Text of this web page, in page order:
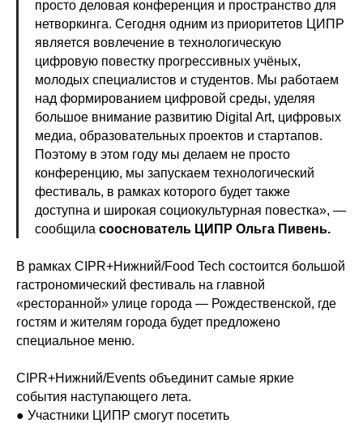
просто деловая конференция и пространство для
нетворкинга. Сегодня одним из приоритетов ЦИПР
является вовлечение в технологическую
цифровую повестку прогрессивных учёных,
молодых специалистов и студентов. Мы работаем
над формированием цифровой среды, уделяя
большое внимание развитию Digital Art, цифровых
медиа, образовательных проектов и стартапов.
Поэтому в этом году мы делаем не просто
конференцию, мы запускаем технологический
фестиваль, в рамках которого будет также
доступна и широкая социокультурная повестка», —
сообщила сооснователь ЦИПР Ольга Пивень.
В рамках CIPR+Нижний/Food Tech состоится большой
гастрономический фестиваль на главной
«ресторанной» улице города — Рождественской, где
гостям и жителям города будет предложено
специальное меню.
CIPR+Нижний/Events объединит самые яркие
события наступающего лета.
● Участники ЦИПР смогут посетить